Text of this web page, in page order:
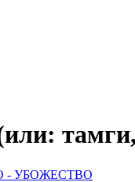
- УБОЖЕСТВО